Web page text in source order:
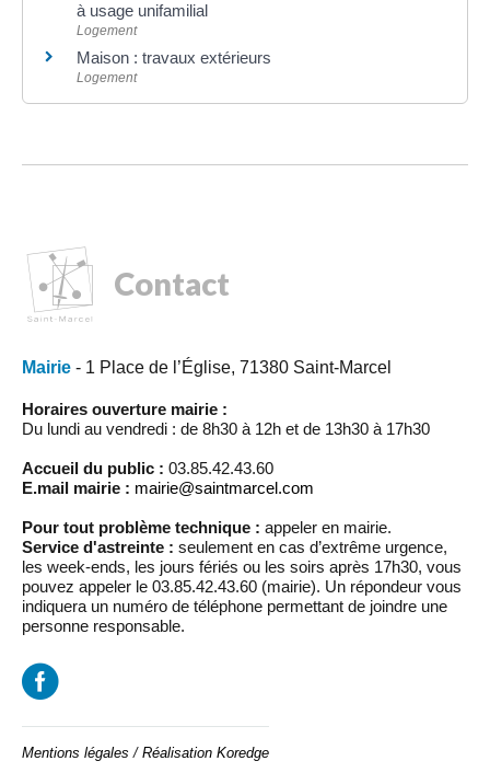
à usage unifamilial
Logement
Maison : travaux extérieurs
Logement
Contact
Mairie - 1 Place de l’Église, 71380 Saint-Marcel
Horaires ouverture mairie :
Du lundi au vendredi : de 8h30 à 12h et de 13h30 à 17h30
Accueil du public : 03.85.42.43.60
E.mail mairie : mairie@saintmarcel.com
Pour tout problème technique : appeler en mairie.
Service d'astreinte : seulement en cas d’extrême urgence,
les week-ends, les jours fériés ou les soirs après 17h30, vous
pouvez appeler le 03.85.42.43.60 (mairie). Un répondeur vous
indiquera un numéro de téléphone permettant de joindre une
personne responsable.
Mentions légales / Réalisation Koredge